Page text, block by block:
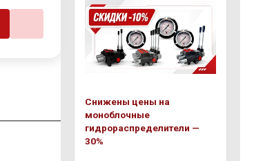
лишних затрат и
Снижены цены на
моноблочные
гидрораспределители —
30%